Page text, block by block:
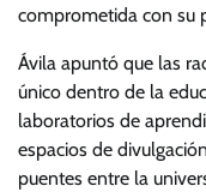
comprometida con su
Ávila apuntó que las
único dentro de la
laboratorios de
espacios de
puentes entre la